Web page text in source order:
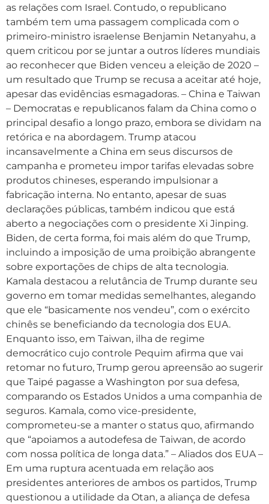
as relações com Israel. Contudo, o republicano
também tem uma passagem complicada com o
primeiro-ministro israelense Benjamin Netanyahu, a
quem criticou por se juntar a outros líderes mundiais
ao reconhecer que Biden venceu a eleição de 2020 –
um resultado que Trump se recusa a aceitar até hoje,
apesar das evidências esmagadoras. – China e Taiwan
– Democratas e republicanos falam da China como o
principal desafio a longo prazo, embora se dividam na
retórica e na abordagem. Trump atacou
incansavelmente a China em seus discursos de
campanha e prometeu impor tarifas elevadas sobre
produtos chineses, esperando impulsionar a
fabricação interna. No entanto, apesar de suas
declarações públicas, também indicou que está
aberto a negociações com o presidente Xi Jinping.
Biden, de certa forma, foi mais além do que Trump,
incluindo a imposição de uma proibição abrangente
sobre exportações de chips de alta tecnologia.
Kamala destacou a relutância de Trump durante seu
governo em tomar medidas semelhantes, alegando
que ele “basicamente nos vendeu”, com o exército
chinês se beneficiando da tecnologia dos EUA.
Enquanto isso, em Taiwan, ilha de regime
democrático cujo controle Pequim afirma que vai
retomar no futuro, Trump gerou apreensão ao sugerir
que Taipé pagasse a Washington por sua defesa,
comparando os Estados Unidos a uma companhia de
seguros. Kamala, como vice-presidente,
comprometeu-se a manter o status quo, afirmando
que “apoiamos a autodefesa de Taiwan, de acordo
com nossa política de longa data.” – Aliados dos EUA –
Em uma ruptura acentuada em relação aos
presidentes anteriores de ambos os partidos, Trump
questionou a utilidade da Otan, a aliança de defesa